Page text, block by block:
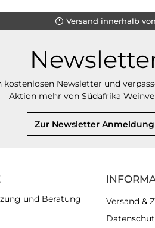
Versand innerhalb
kostenlosen Newsletter und
Aktion mehr von Südafrika
Zur Newsletter Anmeldung
und Beratung
Versand &